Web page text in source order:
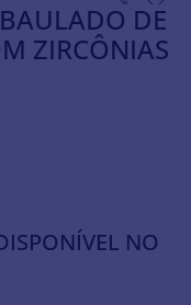
DE
ZIRCÔNIAS
NO